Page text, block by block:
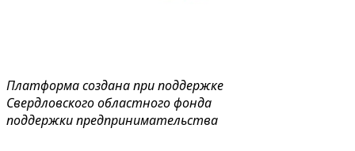
Платформа создана при поддержке
Свердловского областного фонда
поддержки предпринимательства